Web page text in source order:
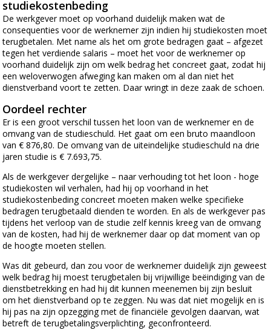
studiekostenbeding
De werkgever moet op voorhand duidelijk maken wat de
consequenties voor de werknemer zijn indien hij studiekosten moet
terugbetalen. Met name als het om grote bedragen gaat – afgezet
tegen het verdiende salaris – moet het voor de werknemer op
voorhand duidelijk zijn om welk bedrag het concreet gaat, zodat hij
een weloverwogen afweging kan maken om al dan niet het
dienstverband voort te zetten. Daar wringt in deze zaak de schoen.
Oordeel rechter
Er is een groot verschil tussen het loon van de werknemer en de
omvang van de studieschuld. Het gaat om een bruto maandloon
van € 876,80. De omvang van de uiteindelijke studieschuld na drie
jaren studie is € 7.693,75.
Als de werkgever dergelijke – naar verhouding tot het loon - hoge
studiekosten wil verhalen, had hij op voorhand in het
studiekostenbeding concreet moeten maken welke specifieke
bedragen terugbetaald dienden te worden. En als de werkgever pas
tijdens het verloop van de studie zelf kennis kreeg van de omvang
van de kosten, had hij de werknemer daar op dat moment van op
de hoogte moeten stellen.
Was dit gebeurd, dan zou voor de werknemer duidelijk zijn geweest
welk bedrag hij moest terugbetalen bij vrijwillige beëindiging van de
dienstbetrekking en had hij dit kunnen meenemen bij zijn besluit
om het dienstverband op te zeggen. Nu was dat niet mogelijk en is
hij pas na zijn opzegging met de financiële gevolgen daarvan, wat
betreft de terugbetalingsverplichting, geconfronteerd.